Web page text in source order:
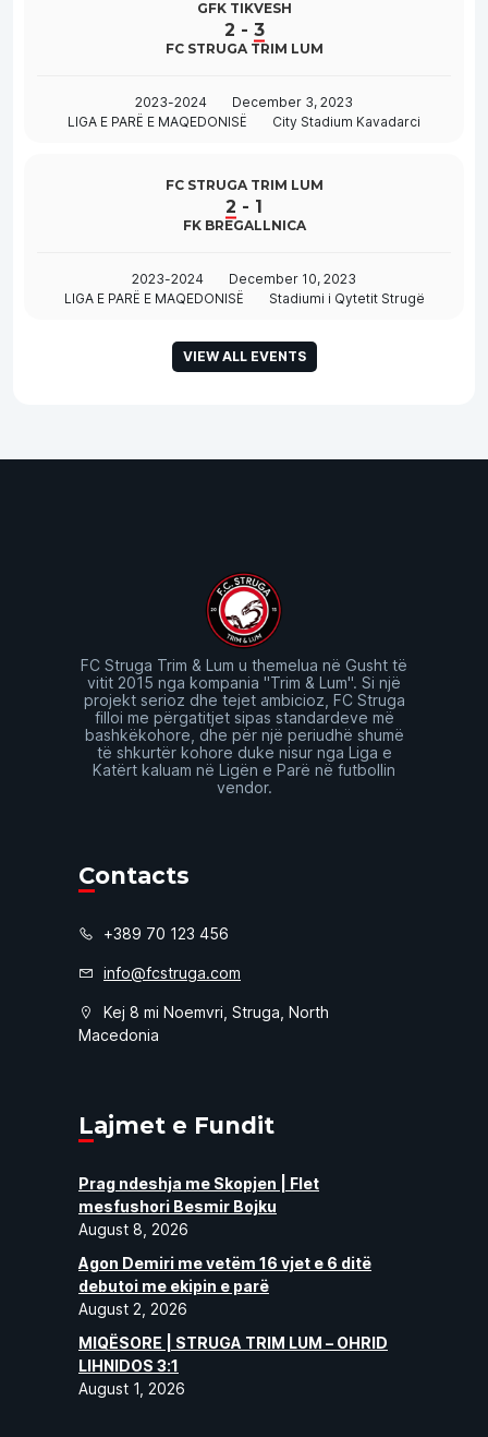
GFK TIKVESH
2 - 3
FC STRUGA TRIM LUM
2023-2024
December 3, 2023
LIGA E PARË E MAQEDONISË
City Stadium Kavadarci
FC STRUGA TRIM LUM
2 - 1
FK BREGALLNICA
2023-2024
December 10, 2023
LIGA E PARË E MAQEDONISË
Stadiumi i Qytetit Strugë
VIEW ALL EVENTS
FC Struga Trim & Lum u themelua në Gusht të
vitit 2015 nga kompania "Trim & Lum". Si një
projekt serioz dhe tejet ambicioz, FC Struga
filloi me përgatitjet sipas standardeve më
bashkëkohore, dhe për një periudhë shumë
të shkurtër kohore duke nisur nga Liga e
Katërt kaluam në Ligën e Parë në futbollin
vendor.
Contacts
+389 70 123 456
info@fcstruga.com
Kej 8 mi Noemvri, Struga, North
Macedonia
Lajmet e Fundit
Prag ndeshja me Skopjen | Flet
mesfushori Besmir Bojku
August 8, 2026
Agon Demiri me vetëm 16 vjet e 6 ditë
debutoi me ekipin e parë
August 2, 2026
MIQËSORE | STRUGA TRIM LUM – OHRID
LIHNIDOS 3:1
August 1, 2026